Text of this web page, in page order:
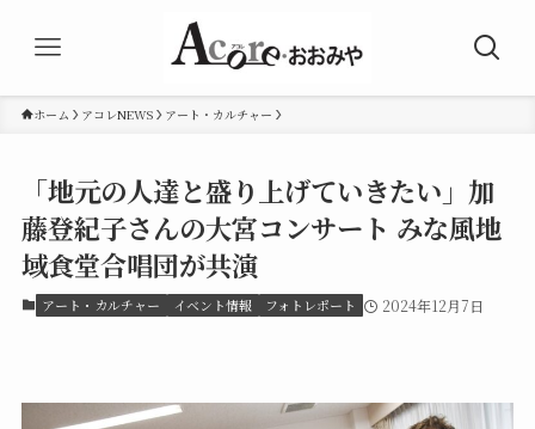
ホーム アコレNEWS アート・カルチャー
「地元の人達と盛り上げていきたい」加
藤登紀子さんの大宮コンサート みな風地
域食堂合唱団が共演
アート・カルチャー イベント情報 フォトレポート 2024年12月7日